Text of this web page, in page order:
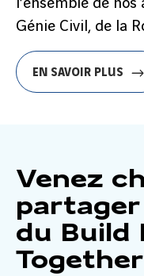
l’ensemble de
Génie Civil, de la
EN SAVOIR PLUS
Venez
du Build
Together